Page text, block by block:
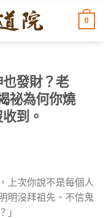
0
也發財？老
祕為何你燒
到。
上次你說不是每個人
明沒拜祖先、不信鬼
」